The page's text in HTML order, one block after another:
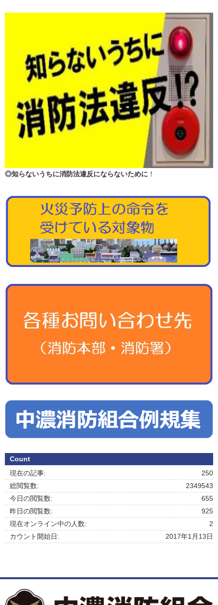
◎知らないうちに消防法違反にならないために ！
Count
250
現在の記事:
2349543
総閲覧数:
655
今日の閲覧数:
925
昨日の閲覧数:
2
現在オンライン中の人数:
2017年1月13日
カウント開始日: